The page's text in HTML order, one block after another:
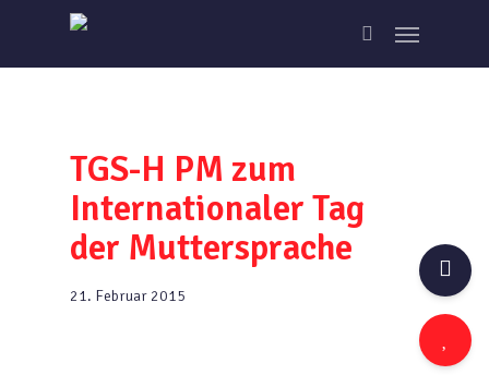
main
search
Menu
TGS-H PM zum
Internationaler Tag
der Muttersprache
21. Februar 2015